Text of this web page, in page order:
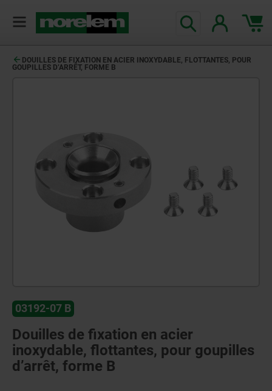
DOUILLES DE FIXATION EN ACIER INOXYDABLE, FLOTTANTES, POUR
GOUPILLES D’ARRÊT, FORME B
03192-07 B
Douilles de fixation en acier
inoxydable, flottantes, pour goupilles
d’arrêt, forme B